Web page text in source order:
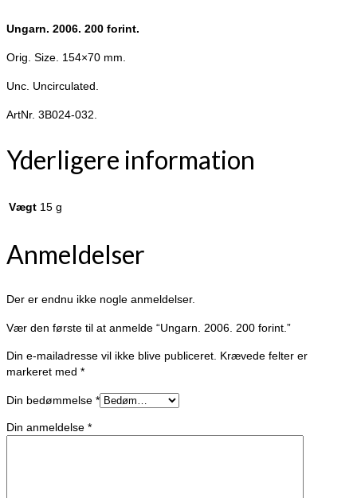
Ungarn. 2006. 200 forint.
Orig. Size. 154×70 mm.
Unc. Uncirculated.
ArtNr. 3B024-032.
Yderligere information
Vægt 15 g
Anmeldelser
Der er endnu ikke nogle anmeldelser.
Vær den første til at anmelde “Ungarn. 2006. 200 forint.”
Din e-mailadresse vil ikke blive publiceret. Krævede felter er
markeret med *
Din bedømmelse *
Din anmeldelse *